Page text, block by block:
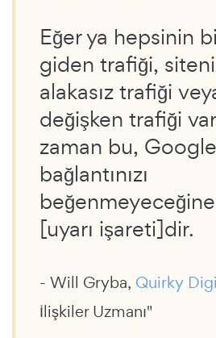
Eğer ya hepsinin
giden trafiği,
alakasız trafiği
değişken trafiği
zaman bu,
bağlantınızı
[uyarı işareti]dir.
- Will Gryba, Quirky
İlişkiler Uzmanı"